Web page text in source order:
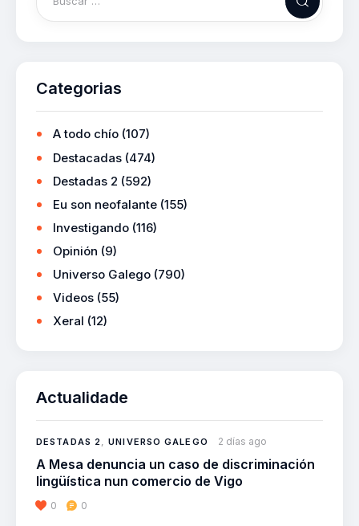
Categorias
A todo chío (107)
Destacadas (474)
Destadas 2 (592)
Eu son neofalante (155)
Investigando (116)
Opinión (9)
Universo Galego (790)
Videos (55)
Xeral (12)
Actualidade
DESTADAS 2,UNIVERSO GALEGO 2 días ago
A Mesa denuncia un caso de discriminación
lingüística nun comercio de Vigo
0 0